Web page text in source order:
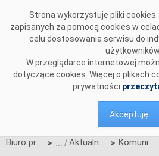
Strona wykorzystuje pliki
zapisanych za pomocą cookies w
celu dostosowania serwisu do
użytkowników.
W przeglądarce internetowej
dotyczące cookies. Więcej o plikach
prywatności
Akceptuję
Biuro prasowe > Aktualności > Komunikat w sprawie ogłoszenia jednostronnego przetargu miesięcznego na zdolności przesyłowe połączenia międzysystemowego PSE i NEK UKRENERGO na lipiec 2015 r.